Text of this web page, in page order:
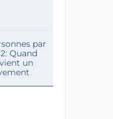
par
Quand
un